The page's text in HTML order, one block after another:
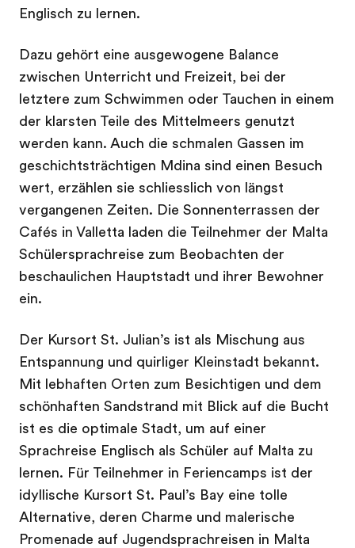
Englisch zu lernen.
Dazu gehört eine ausgewogene Balance
zwischen Unterricht und Freizeit, bei der
letztere zum Schwimmen oder Tauchen in einem
der klarsten Teile des Mittelmeers genutzt
werden kann. Auch die schmalen Gassen im
geschichtsträchtigen Mdina sind einen Besuch
wert, erzählen sie schliesslich von längst
vergangenen Zeiten. Die Sonnenterrassen der
Cafés in Valletta laden die Teilnehmer der Malta
Schülersprachreise zum Beobachten der
beschaulichen Hauptstadt und ihrer Bewohner
ein.
Der Kursort St. Julian’s ist als Mischung aus
Entspannung und quirliger Kleinstadt bekannt.
Mit lebhaften Orten zum Besichtigen und dem
schönhaften Sandstrand mit Blick auf die Bucht
ist es die optimale Stadt, um auf einer
Sprachreise Englisch als Schüler auf Malta zu
lernen. Für Teilnehmer in Feriencamps ist der
idyllische Kursort St. Paul’s Bay eine tolle
Alternative, deren Charme und malerische
Promenade auf Jugendsprachreisen in Malta